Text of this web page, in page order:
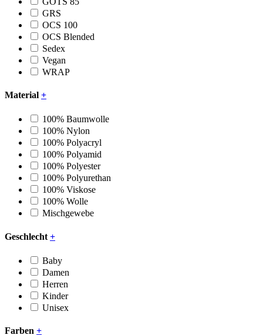
GRS
OCS 100
OCS Blended
Sedex
Vegan
WRAP
Material +
100% Baumwolle
100% Nylon
100% Polyacryl
100% Polyamid
100% Polyester
100% Polyurethan
100% Viskose
100% Wolle
Mischgewebe
Geschlecht +
Baby
Damen
Herren
Kinder
Unisex
Farben +